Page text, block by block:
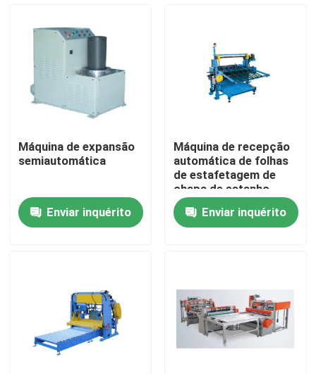
Sobre nós
Excursão da fábrica
A bebida pode fazendo a máquina
Máquina de expansão
semiautomática
Enviar inquérito
Máquina de recepção
automática de folhas
de estafetagem de
chapa de estanho
Enviar inquérito